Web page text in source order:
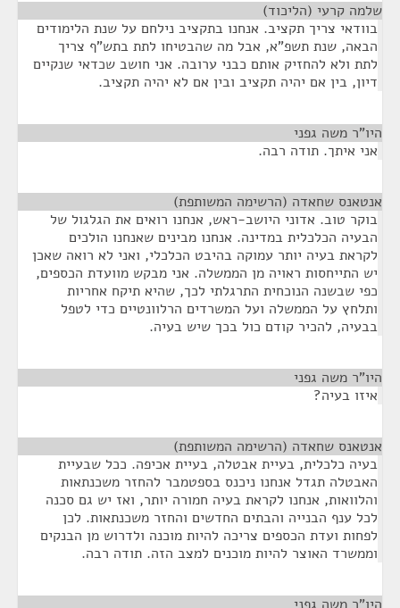
שלמה קרעי (הליכוד)
בוודאי צריך תקציב. אנחנו בתקציב נילחם על שנת הלימודים
הבאה, שנת תשפ"א, אבל מה שהבטיחו לתת בתש"ף צריך
לתת ולא להחזיק אותם כבני ערובה. אני חושב שכדאי שנקיים
דיון, בין אם יהיה תקציב ובין אם לא יהיה תקציב.
היו"ר משה גפני
אני איתך. תודה רבה.
אנטאנס שחאדה (הרשימה המשותפת)
בוקר טוב. אדוני היושב-ראש, אנחנו רואים את הגלגול של
הבעיה הכלכלית במדינה. אנחנו מבינים שאנחנו הולכים
לקראת בעיה יותר עמוקה בהיבט הכלכלי, ואני לא רואה שאכן
יש התייחסות ראויה מן הממשלה. אני מבקש מוועדת הכספים,
כפי שבשנה הנוכחית התרגלתי לכך, שהיא תיקח אחריות
ותלחץ על הממשלה ועל המשרדים הרלוונטיים כדי לטפל
בבעיה, להכיר קודם כול בכך שיש בעיה.
היו"ר משה גפני
איזו בעיה?
אנטאנס שחאדה (הרשימה המשותפת)
בעיה כלכלית, בעיית אבטלה, בעיית אכיפה. ככל שבעיית
האבטלה תגדל אנחנו ניכנס בספטמבר להחזר משכנתאות
והלוואות, אנחנו לקראת בעיה חמורה יותר, ואז יש גם סכנה
לכל ענף הבנייה והבתים החדשים והחזר משכנתאות. לכן
לפחות ועדת הכספים צריכה להיות מוכנה ולדרוש מן הבנקים
וממשרד האוצר להיות מוכנים למצב הזה. תודה רבה.